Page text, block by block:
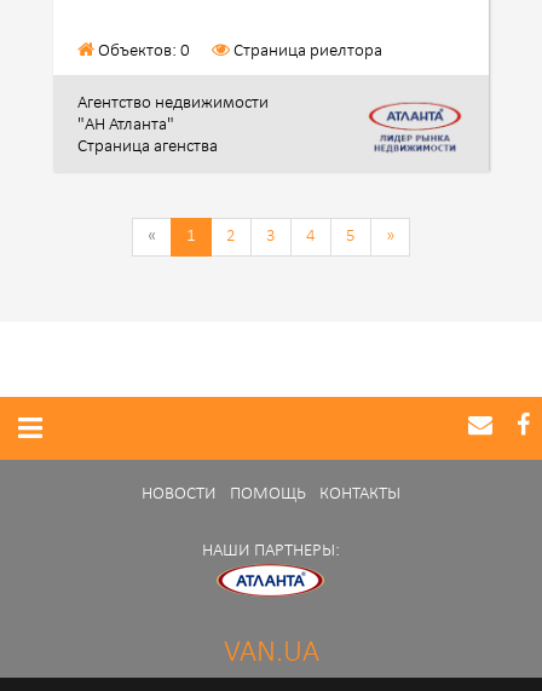
Объектов: 0 Страница риелтора
Агентство недвижимости
"АН Атланта"
Страница агенства
« 1 2 3 4 5 »
НОВОСТИ ПОМОЩЬ КОНТАКТЫ
НАШИ ПАРТНЕРЫ:
VAN.UA